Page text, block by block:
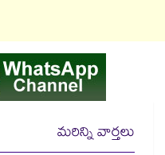
మరిన్ని వార్తలు